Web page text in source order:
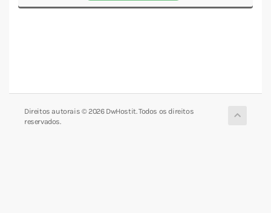
Direitos autorais © 2026 DwHostit. Todos os direitos
reservados.